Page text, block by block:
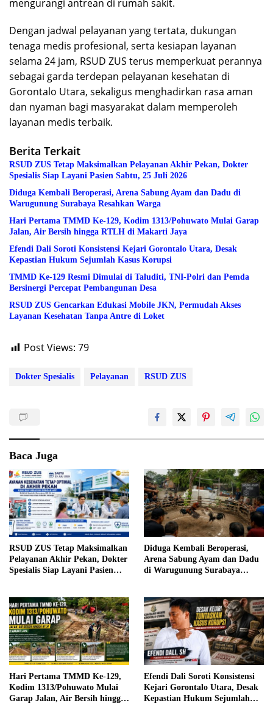
mengurangi antrean di rumah sakit.
Dengan jadwal pelayanan yang tertata, dukungan
tenaga medis profesional, serta kesiapan layanan
selama 24 jam, RSUD ZUS terus memperkuat perannya
sebagai garda terdepan pelayanan kesehatan di
Gorontalo Utara, sekaligus menghadirkan rasa aman
dan nyaman bagi masyarakat dalam memperoleh
layanan medis terbaik.
Berita Terkait
RSUD ZUS Tetap Maksimalkan Pelayanan Akhir Pekan, Dokter
Spesialis Siap Layani Pasien Sabtu, 25 Juli 2026
Diduga Kembali Beroperasi, Arena Sabung Ayam dan Dadu di
Warugunung Surabaya Resahkan Warga
Hari Pertama TMMD Ke-129, Kodim 1313/Pohuwato Mulai Garap
Jalan, Air Bersih hingga RTLH di Makarti Jaya
Efendi Dali Soroti Konsistensi Kejari Gorontalo Utara, Desak
Kepastian Hukum Sejumlah Kasus Korupsi
TMMD Ke-129 Resmi Dimulai di Taluditi, TNI-Polri dan Pemda
Bersinergi Percepat Pembangunan Desa
RSUD ZUS Gencarkan Edukasi Mobile JKN, Permudah Akses
Layanan Kesehatan Tanpa Antre di Loket
Post Views: 79
Dokter Spesialis Pelayanan RSUD ZUS
Baca Juga
RSUD ZUS Tetap Maksimalkan
Pelayanan Akhir Pekan, Dokter
Spesialis Siap Layani Pasien
Diduga Kembali Beroperasi,
Arena Sabung Ayam dan Dadu
di Warugunung Surabaya
Hari Pertama TMMD Ke-129,
Kodim 1313/Pohuwato Mulai
Garap Jalan, Air Bersih hingga
Efendi Dali Soroti Konsistensi
Kejari Gorontalo Utara, Desak
Kepastian Hukum Sejumlah